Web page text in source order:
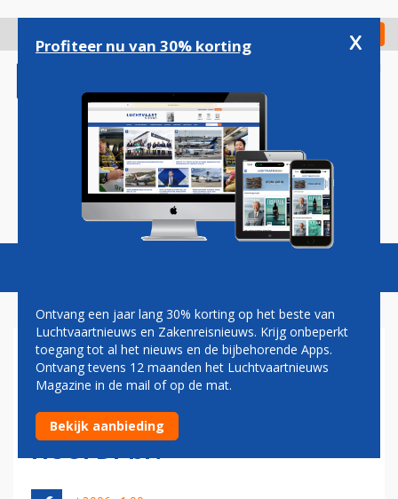
gaan
Check in
Magazine Podcasts Vacatures
IMPOPULAIRE AIRBUS A340
BEZORGT EUROPESE
VLIEGTUIGBOUWER
HOOFDPIJN
Profiteer nu van 30% korting x
Ontvang een jaar lang 30% korting op het beste van
Luchtvaartnieuws en Zakenreisnieuws. Krijg onbeperkt
toegang tot al het nieuws en de bijbehorende Apps.
Ontvang tevens 12 maanden het Luchtvaartnieuws
Magazine in de mail of op de mat.
Bekijk aanbieding